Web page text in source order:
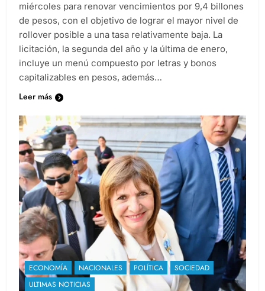
miércoles para renovar vencimientos por 9,4 billones
de pesos, con el objetivo de lograr el mayor nivel de
rollover posible a una tasa relativamente baja. La
licitación, la segunda del año y la última de enero,
incluye un menú compuesto por letras y bonos
capitalizables en pesos, además…
Leer más
ECONOMÍA NACIONALES POLÍTICA
SOCIEDAD
ULTIMAS NOTICIAS